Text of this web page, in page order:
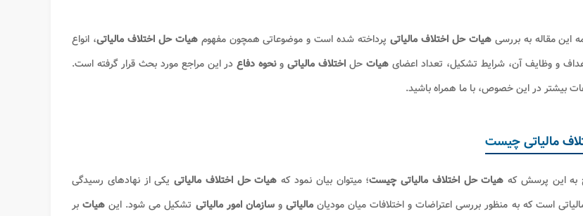
این مقاله به بررسیهیات حل اختلاف مالیاتیپرداخته شده است و موضوعاتی همچون مفهومهیات حل اختلاف مالیاتی، انواع
و وظایف آن، شرایط تشکیل، تعداد اعضایهیاتحل اختلاف مالیاتی ونحوه دفاعدر این مراجع مورد بحث قرار گرفته است.
بیشتر در این خصوص، با ما همراه باشید.
مالیاتی چیست
به این پرسش که هیات حل اختلاف مالیاتی چیست؛ میتوان بیان نمود که هیات حل اختلاف مالیاتییکی از نهادهای رسیدگی
است که به منظور بررسی اعتراضات و اختلافات میان مودیانمالیاتیوسازمان امور مالیاتی تشکیل می شود. این هیات بر